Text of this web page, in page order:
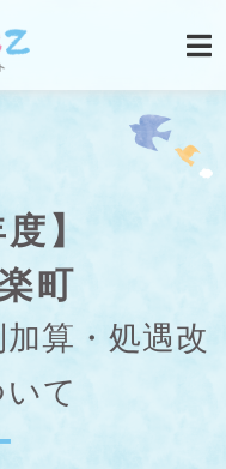
】
町
算・処遇改
て